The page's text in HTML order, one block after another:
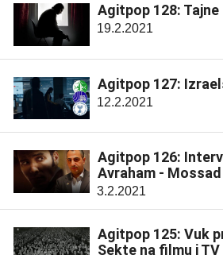
Agitpop 128:
19.2.2021
Agitpop 127:
12.2.2021
Agitpop 126:
Avraham -
3.2.2021
Agitpop 125: Vuk
Sekte na filmu i TV